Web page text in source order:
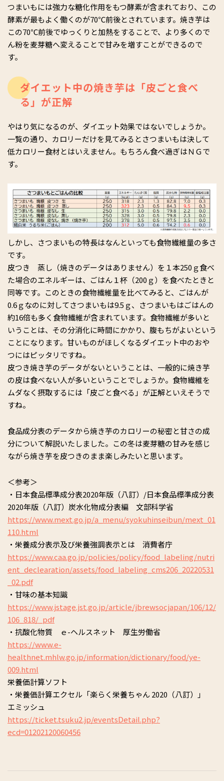
つまいもには強力な糖化作用をもつ酵素が含まれており、この
酵素が最もよく働くのが70℃前後とされています。焼き芋は
この70℃前後でゆっくりと加熱をすることで、より多くので
ん粉を麦芽糖へ変えることで甘みを増すことができるので
す。
ダイエット中の焼き芋は「皮ごと食べ
る」が正解
やはり気になるのが、ダイエット効果ではないでしょうか。
一覧の通り、カロリーだけを見てみるとさつまいもは決して
低カロリー食材とはいえません。もちろん食べ過ぎはＮＧで
す。
しかし、さつまいもの特長はなんといっても食物繊維量の多さ
です。
皮つき 蒸し（焼きのデータはありません）を１本250ｇ食べ
た場合のエネルギーは、ごはん１杯（200ｇ）を食べたときと
同等です。このときの食物繊維量を比べてみると、ごはんが
0.6ｇなのに対してさつまいもは9.5ｇ、さつまいもはごはんの
約16倍も多く食物繊維が含まれています。食物繊維が多いと
いうことは、その分消化に時間にかかり、腹もちがよいという
ことになります。甘いものがほしくなるダイエット中のおや
つにはピッタリですね。
皮つき焼き芋のデータがないということは、一般的に焼き芋
の皮は食べない人が多いということでしょうか。食物繊維を
ムダなく摂取するには「皮ごと食べる」が正解といえそうで
すね。
食品成分表のデータから焼き芋のカロリーの秘密と甘さの成
分について解説いたしました。この冬は麦芽糖の甘みを感じ
ながら焼き芋を皮つきのまま楽しみたいと思います。
＜参考＞
・日本食品標準成分表2020年版（八訂）/日本食品標準成分表
2020年版（八訂）炭水化物成分表編 文部科学省
https://www.mext.go.jp/a_menu/syokuhinseibun/mext_01
110.html
・栄養成分表示及び栄養強調表示とは 消費者庁
https://www.caa.go.jp/policies/policy/food_labeling/nutri
ent_declearation/assets/food_labeling_cms206_20220531
_02.pdf
・甘味の基本知識
https://www.jstage.jst.go.jp/article/jbrewsocjapan/106/12/
106_818/_pdf
・抗酸化物質 ｅ-ヘルスネット 厚生労働省
https://www.e-
healthnet.mhlw.go.jp/information/dictionary/food/ye-
009.html
栄養価計算ソフト
・栄養価計算エクセル「楽らく栄養ちゃん 2020（八訂）」
エミッシュ
https://ticket.tsuku2.jp/eventsDetail.php?
ecd=01202120060456